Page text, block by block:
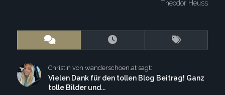
Theodor Heuss
Christin von wanderschoen.at sagt:
Vielen Dank für den tollen Blog Beitrag! Ganz
tolle Bilder und...